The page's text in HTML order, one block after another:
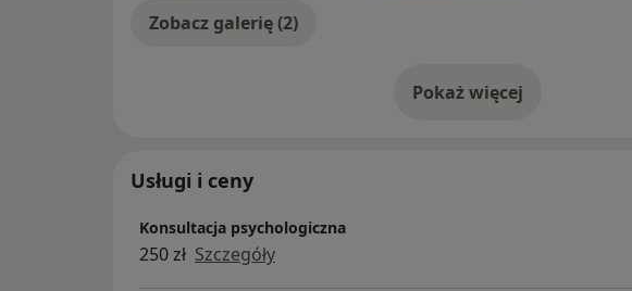
Zobacz galerię (2)
Pokaż więcejo doświadczeniu
Usługi i ceny
Konsultacja psychologiczna
250 zł Szczegóły